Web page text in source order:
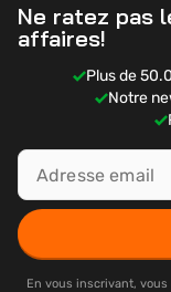
Ne ratez pas
affaires!
Plus de
Notre
En vous inscrivant,